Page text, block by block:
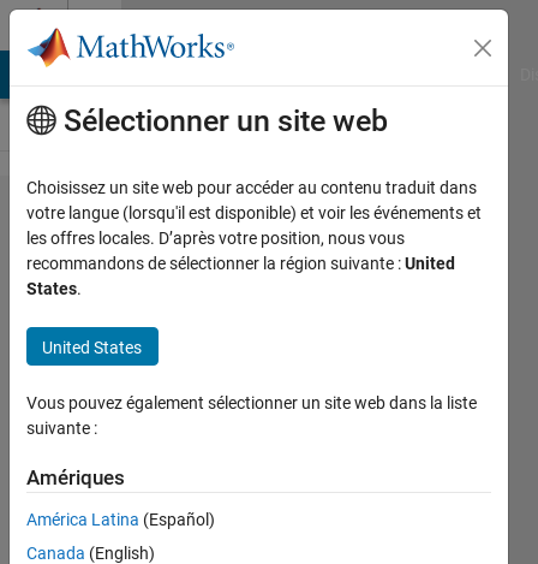
Passer au contenu
Problem
60967. List
primes
which are
the sum of
two
consecutive
lower
primes plus
minus one
Sélectionner un site web
Choisissez un site web pour accéder au contenu traduit dans
votre langue (lorsqu'il est disponible) et voir les événements et
les offres locales. D’après votre position, nous vous
recommandons de sélectionner la région suivante :United
States.
United States
Vous pouvez également sélectionner un site web dans la liste
suivante :
Amériques
América Latina (Español)
Canada (English)